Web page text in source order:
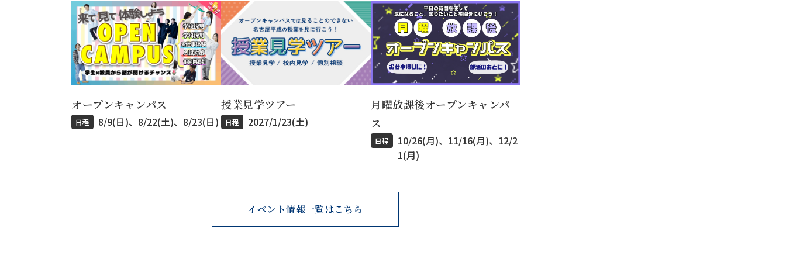
オープンキャンパス
日程 8/9(日)、8/22(土)、8/23(日)
授業見学ツアー
日程 2027/1/23(土)
月曜放課後オープンキャンパ
ス
日程
10/26(月)、11/16(月)、12/2
1(月)
イベント情報一覧はこちら